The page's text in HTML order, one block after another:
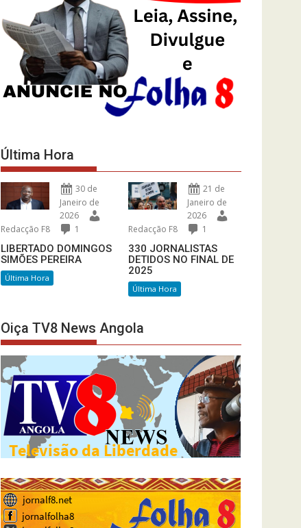
Última Hora
30 de
Janeiro de
2026
Redacção F8
1
LIBERTADO DOMINGOS
SIMÕES PEREIRA
Última Hora
21 de
Janeiro de
2026
Redacção F8
1
330 JORNALISTAS
DETIDOS NO FINAL DE
2025
Última Hora
Oiça TV8 News Angola